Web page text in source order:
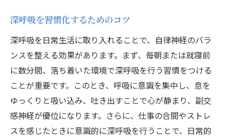
ヨガの瞑想ポーズで心を安定させる
日常に取り入れるリラックスステップ
心静かにするためのヨガと深呼吸
自律神経を整えるヨガと深呼吸のメリットとは
ヨガと深呼吸の健康効果を知る
自律神経に与える深呼吸の影響
ヨガがもたらす心身の健康効果
深呼吸を習慣化するためのコツ
深呼吸を日常生活に取り入れることで、自律神経のバラ
ンスを整える効果があります。まず、毎朝または就寝前
に数分間、落ち着いた環境で深呼吸を行う習慣をつける
ことが重要です。このとき、呼吸に意識を集中し、息を
ゆっくりと吸い込み、吐き出すことで心が静まり、副交
感神経が優位になります。さらに、仕事の合間やストレ
スを感じたときに意識的に深呼吸を行うことで、日常的